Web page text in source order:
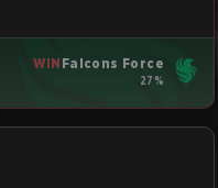
WIN Falcons Force
27%